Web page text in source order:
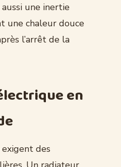
une inertie
une chaleur douce
l’arrêt de la
en
exigent des